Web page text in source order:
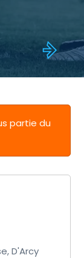
partie du
D'Arcy